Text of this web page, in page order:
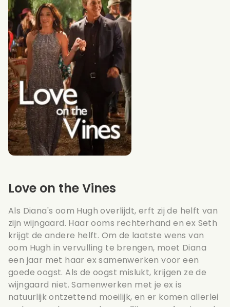
Love on the Vines
Als Diana's oom Hugh overlijdt, erft zij de helft van
zijn wijngaard. Haar ooms rechterhand en ex Seth
krijgt de andere helft. Om de laatste wens van
oom Hugh in vervulling te brengen, moet Diana
een jaar met haar ex samenwerken voor een
goede oogst. Als de oogst mislukt, krijgen ze de
wijngaard niet. Samenwerken met je ex is
natuurlijk ontzettend moeilijk, en er komen allerlei